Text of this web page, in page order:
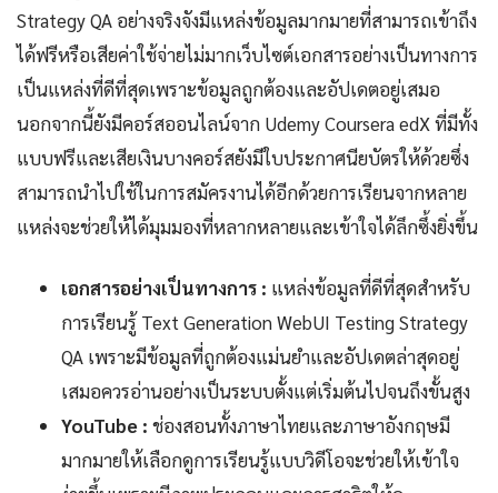
Strategy QA อย่างจริงจังมีแหล่งข้อมูลมากมายที่สามารถเข้าถึง
ได้ฟรีหรือเสียค่าใช้จ่ายไม่มากเว็บไซต์เอกสารอย่างเป็นทางการ
เป็นแหล่งที่ดีที่สุดเพราะข้อมูลถูกต้องและอัปเดตอยู่เสมอ
นอกจากนี้ยังมีคอร์สออนไลน์จาก Udemy Coursera edX ที่มีทั้ง
แบบฟรีและเสียเงินบางคอร์สยังมีใบประกาศนียบัตรให้ด้วยซึ่ง
สามารถนำไปใช้ในการสมัครงานได้อีกด้วยการเรียนจากหลาย
แหล่งจะช่วยให้ได้มุมมองที่หลากหลายและเข้าใจได้ลึกซึ้งยิ่งขึ้น
เอกสารอย่างเป็นทางการ : แหล่งข้อมูลที่ดีที่สุดสำหรับ
การเรียนรู้ Text Generation WebUI Testing Strategy
QA เพราะมีข้อมูลที่ถูกต้องแม่นยำและอัปเดตล่าสุดอยู่
เสมอควรอ่านอย่างเป็นระบบตั้งแต่เริ่มต้นไปจนถึงขั้นสูง
YouTube : ช่องสอนทั้งภาษาไทยและภาษาอังกฤษมี
มากมายให้เลือกดูการเรียนรู้แบบวิดีโอจะช่วยให้เข้าใจ